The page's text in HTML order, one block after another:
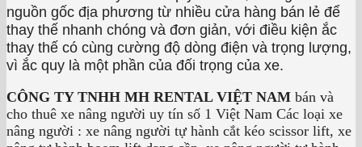
nguồn gốc địa phương từ nhiều cửa hàng bán lẻ để
thay thế nhanh chóng và đơn giản, với điều kiện ắc
thay thế có cùng cường độ dòng điện và trọng lượng,
vì ắc quy là một phần của đối trọng của xe.
CÔNG TY TNHH MH RENTAL VIỆT NAM bán và
cho thuê xe nâng người uy tín số 1 Việt Nam Các loại xe
nâng người : xe nâng người tự hành cắt kéo scissor lift, xe